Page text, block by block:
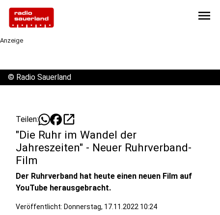
menu
Anzeige
© Radio Sauerland
Teilen: open_in_new
"Die Ruhr im Wandel der
Jahreszeiten" - Neuer Ruhrverband-
Film
Der Ruhrverband hat heute einen neuen Film auf
YouTube herausgebracht.
Veröffentlicht: Donnerstag, 17.11.2022 10:24